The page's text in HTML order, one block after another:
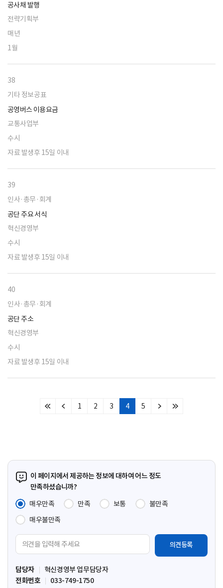
공사채 발행
전략기획부
매년
1월
38
기타 정보공표
공영버스 이용요금
교통사업부
수시
자료 발생후 15일 이내
39
인사·총무·회계
공단 주요 서식
혁신경영부
수시
자료 발생후 15일 이내
40
인사·총무·회계
공단 주소
혁신경영부
수시
자료 발생후 15일 이내
처
이
1 2 3 4 5
다
마
이 페이지에서 제공하는 정보에 대하여 어느 정도
만족하셨습니까?
매우만족
만족 보통
불만족
매우불만족
견
입
력
담당자
혁신경영부 업무담당자
전화번호
033-749-1750